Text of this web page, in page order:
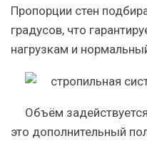
Пропорции стен
градусов, что
нагрузкам и
Объём
это дополнительный